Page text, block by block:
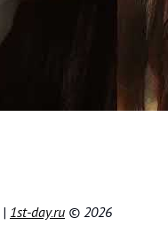
| 1st-day.ru © 2026